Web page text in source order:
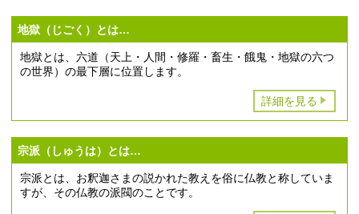
地獄（じごく）とは…
地獄とは、六道（天上・人間・修羅・畜生・餓鬼・地獄の六つ
の世界）の最下層に位置します。
詳細を見る
宗派（しゅうは）とは…
宗派とは、お釈迦さまの説かれた教えを俗に仏教と称していま
すが、その仏教の派閥のことです。